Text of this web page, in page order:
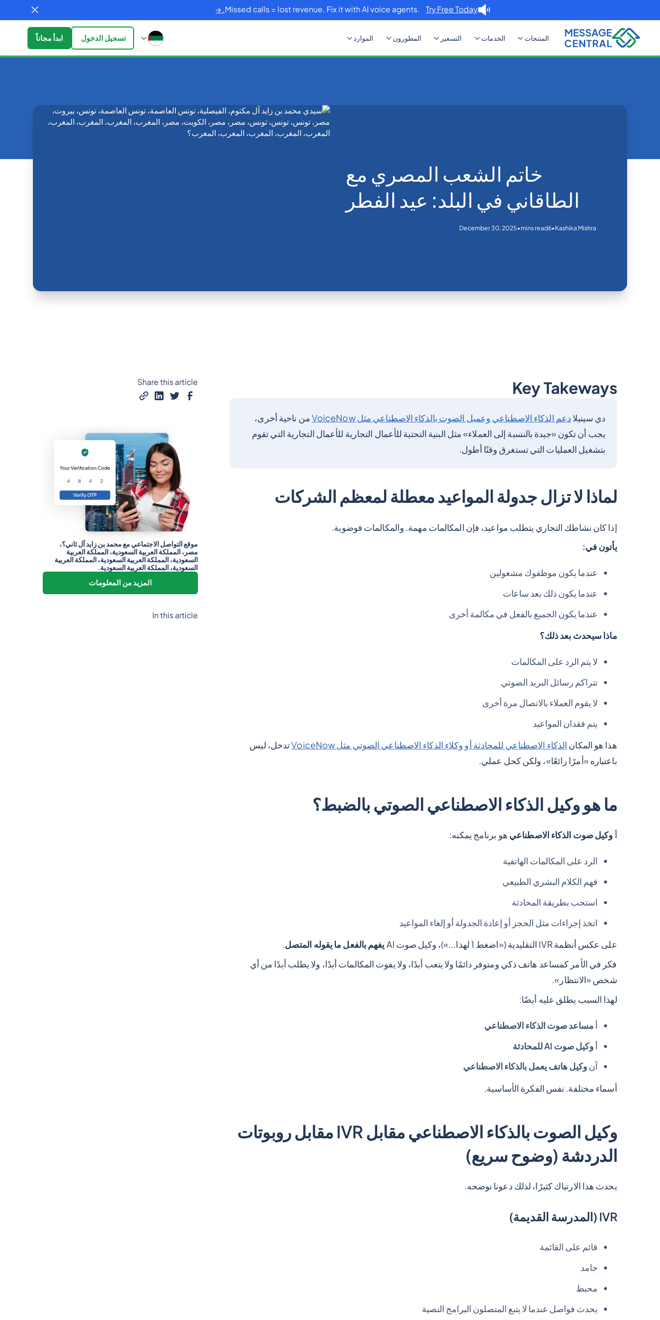
Missed calls = lost revenue. Fix it with AI voice agents.Try Free Today. →
المنتجات الخدمات التسعير المطورون الموارد تسجيل الدخول ابدأ مجاناً
خاتم الشعب المصري مع
الطاقاني في البلد: عيد الفطر
Kashika Mishra
•
6
mins read
•
December 30, 2025
Key Takeways
دي سينيلا دعم الذكاء الاصطناعي وعميل الصوت بالذكاء الاصطناعي مثل VoiceNow
من ناحية أخرى،
يجب أن تكون «جيدة بالنسبة إلى العملاء» مثل البنية التحتية للأعمال التجارية للأعمال التجارية التي تقوم
بتشغيل العمليات التي تستغرق وقتًا أطول.
لماذا لا تزال جدولة المواعيد معطلة لمعظم الشركات
إذا كان نشاطك التجاري يتطلب مواعيد، فإن المكالمات مهمة. والمكالمات فوضوية.
يأتون في:
عندما يكون موظفوك مشغولين
عندما يكون ذلك بعد ساعات
عندما يكون الجميع بالفعل في مكالمة أخرى
ماذا سيحدث بعد ذلك؟
لا يتم الرد على المكالمات
تتراكم رسائل البريد الصوتي
لا يقوم العملاء بالاتصال مرة أخرى
يتم فقدان المواعيد
هذا هو المكان الذكاء الاصطناعي للمحادثة أو وكلاء الذكاء الاصطناعي الصوتي مثل VoiceNow
تدخل، ليس
باعتباره «أمرًا رائعًا»، ولكن كحل عملي.
ما هو وكيل الذكاء الاصطناعي الصوتي بالضبط؟
أ وكيل صوت الذكاء الاصطناعي هو برنامج يمكنه:
الرد على المكالمات الهاتفية
فهم الكلام البشري الطبيعي
استجب بطريقة المحادثة
اتخذ إجراءات مثل الحجز أو إعادة الجدولة أو إلغاء المواعيد
على عكس أنظمة IVR التقليدية («اضغط 1 لهذا...»)، وكيل صوت AI يفهم بالفعل ما يقوله المتصل.
فكر في الأمر كمساعد هاتف ذكي ومتوفر دائمًا ولا يتعب أبدًا، ولا يفوت المكالمات أبدًا، ولا يطلب أبدًا من أي
شخص «الانتظار».
لهذا السبب يطلق عليه أيضًا:
أ مساعد صوت الذكاء الاصطناعي
أ وكيل صوت AI للمحادثة
آن وكيل هاتف يعمل بالذكاء الاصطناعي
أسماء مختلفة. نفس الفكرة الأساسية.
وكيل الصوت بالذكاء الاصطناعي مقابل IVR مقابل روبوتات
الدردشة (وضوح سريع)
يحدث هذا الارتباك كثيرًا، لذلك دعونا نوضحه.
IVR (المدرسة القديمة)
قائم على القائمة
جامد
محبط
يحدث فواصل عندما لا يتبع المتصلون البرامج النصية
Share this article
موقع التواصل الاجتماعي مع محمد بن زايد آل ثاني؟،
مصر، المملكة العربية السعودية، المملكة العربية
السعودية، المملكة العربية السعودية، المملكة العربية
السعودية، المملكة العربية السعودية.
المزيد من المعلومات
In this article